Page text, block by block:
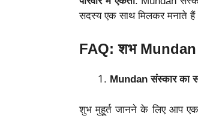
सदस्य एक साथ मिलकर मनाते
FAQ: शभ Mundan
Mundan संस्कार का
शुभ मुहूर्त जानने के लिए आप